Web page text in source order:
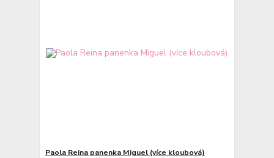
Paola Reina panenka Miguel (více kloubová)